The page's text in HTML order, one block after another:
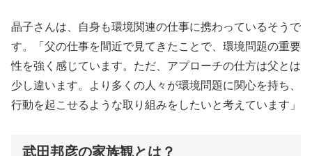
晶子さんは、自身も環境関連の仕事に携わっているそうで
す。「父の仕事を間近で見てきたことで、環境問題の重要
性を強く感じています。ただ、アプローチの仕方は父とは
少し違います。より多くの人々が環境問題に関心を持ち、
行動を起こせるような取り組みをしたいと考えています」
武田邦彦の家族観とは？